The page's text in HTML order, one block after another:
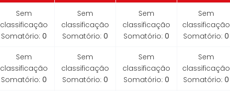
Sem
classificação
Somatório: 0
Sem
classificação
Somatório: 0
Sem
classificação
Somatório: 0
Sem
classificação
Somatório: 0
Sem
classificação
Somatório: 0
Sem
classificação
Somatório: 0
Sem
classificação
Somatório: 0
Sem
classificação
Somatório: 0